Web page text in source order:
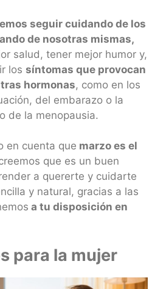
seguir cuidando de los
de nosotras mismas,
salud, tener mejor humor y,
los síntomas que provocan
hormonas, como en los
del embarazo o la
de la menopausia.
en cuenta que marzo es el
que es un buen
a quererte y cuidarte
y natural, gracias a las
a tu disposición en
para la mujer